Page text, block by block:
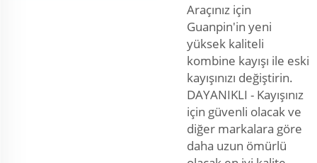
Araçınız için
Guanpin'in yeni
yüksek kaliteli
kombine kayışı ile eski
kayışınızı değiştirin.
DAYANIKLI - Kayışınız
için güvenli olacak ve
diğer markalara göre
daha uzun ömürlü